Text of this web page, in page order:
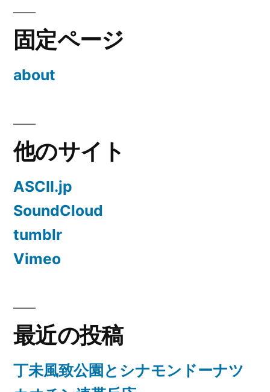
固定ページ
about
他のサイト
ASCII.jp
SoundCloud
tumblr
Vimeo
最近の投稿
丁未風致公園とシナモンドーナツ